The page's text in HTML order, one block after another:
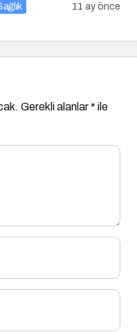
11 ay önce
Gerekli alanlar* ile